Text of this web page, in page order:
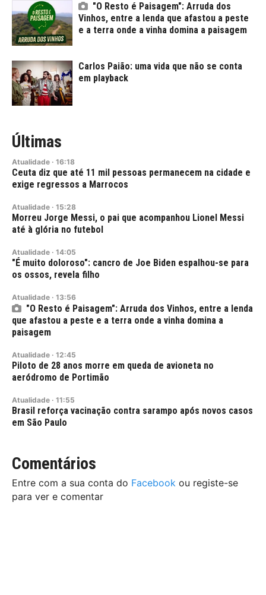
"O Resto é Paisagem": Arruda dos
Vinhos, entre a lenda que afastou a peste
e a terra onde a vinha domina a paisagem
Carlos Paião: uma vida que não se conta
em playback
Últimas
Atualidade · 16:18
Ceuta diz que até 11 mil pessoas permanecem na cidade e
exige regressos a Marrocos
Atualidade · 15:28
Morreu Jorge Messi, o pai que acompanhou Lionel Messi
até à glória no futebol
Atualidade · 14:05
"É muito doloroso": cancro de Joe Biden espalhou-se para
os ossos, revela filho
Atualidade · 13:56
"O Resto é Paisagem": Arruda dos Vinhos, entre a lenda
que afastou a peste e a terra onde a vinha domina a
paisagem
Atualidade · 12:45
Piloto de 28 anos morre em queda de avioneta no
aeródromo de Portimão
Atualidade · 11:55
Brasil reforça vacinação contra sarampo após novos casos
em São Paulo
Comentários
Entre com a sua conta do Facebook ou registe-se
para ver e comentar